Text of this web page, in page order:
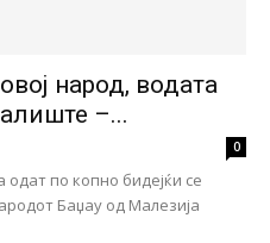
народ, водата
–...
0
по копно бидејќи се
Баџау од Малезија